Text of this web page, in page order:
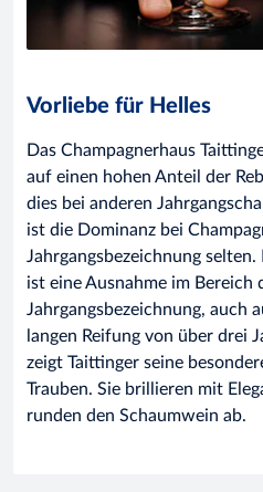
Vorliebe für Helles
Das Champagnerhaus
auf einen hohen Anteil der
dies bei anderen
ist die Dominanz bei
Jahrgangsbezeichnung
ist eine Ausnahme im Bereich
Jahrgangsbezeichnung, auch
langen Reifung von über drei
zeigt Taittinger seine
Trauben. Sie brillieren mit
runden den Schaumwein ab.